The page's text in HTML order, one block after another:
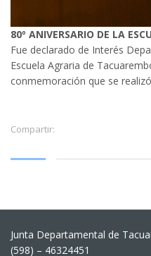
80º ANIVERSARIO DE LA
Fue declarado de Interés
Escuela Agraria de
conmemoración que se
Compartir:
Junta Departamental de
(598) – 46324451